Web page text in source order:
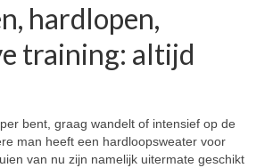
hardlopen,
training: altijd
bent, graag wandelt of intensief op de
man heeft een hardloopsweater voor
van nu zijn namelijk uitermate geschikt